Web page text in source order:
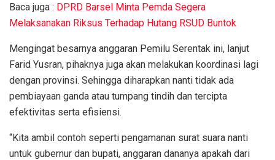
Baca juga : DPRD Barsel Minta Pemda Segera
Melaksanakan Riksus Terhadap Hutang RSUD Buntok
Mengingat besarnya anggaran Pemilu Serentak ini, lanjut
Farid Yusran, pihaknya juga akan melakukan koordinasi lagi
dengan provinsi. Sehingga diharapkan nanti tidak ada
pembiayaan ganda atau tumpang tindih dan tercipta
efektivitas serta efisiensi.
“Kita ambil contoh seperti pengamanan surat suara nanti
untuk gubernur dan bupati, anggaran dananya apakah dari